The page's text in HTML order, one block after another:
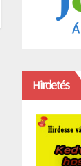
Hirdetés